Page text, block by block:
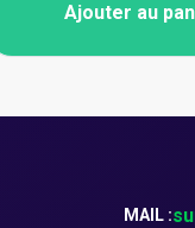
Ajouter au
MAIL :